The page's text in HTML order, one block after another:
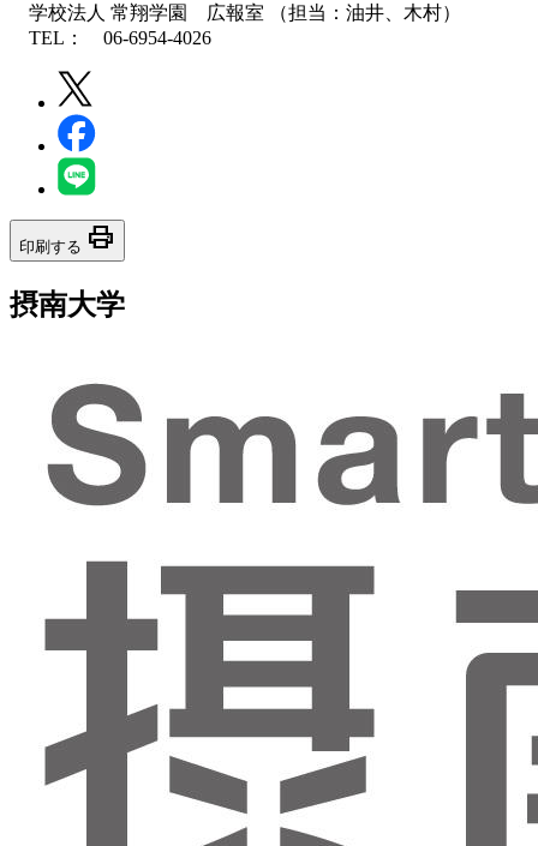
学校法人 常翔学園 広報室 （担当：油井、木村）
TEL： 06-6954-4026
印刷する print
摂南大学